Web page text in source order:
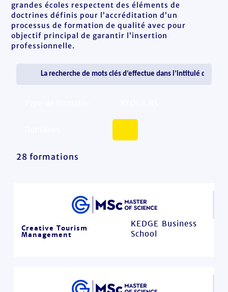
grandes écoles respectent des éléments de
doctrines définis pour l’accréditation d’un
processus de formation de qualité avec pour
objectif principal de garantir l’insertion
professionnelle.
28 formations
Creative Tourism
Management
KEDGE Business
School